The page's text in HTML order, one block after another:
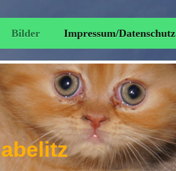
Bilder Impressum/Datenschutz